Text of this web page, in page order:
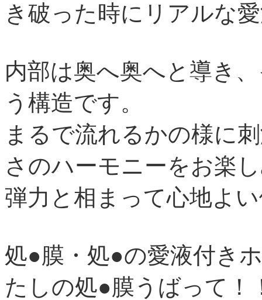
き破った時にリアルな
内部は奥へ奥へと導き
う構造です。
まるで流れるかの様に
さのハーモニーをお楽
弾力と相まって心地よ
処●膜・処●の愛液付き
たしの処●膜うばって！